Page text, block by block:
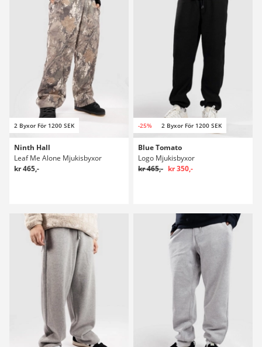
2 Byxor För 1200 SEK
Ninth Hall
Leaf Me Alone Mjukisbyxor
kr 465,-
-25% 2 Byxor För 1200 SEK
Blue Tomato
Logo Mjukisbyxor
kr 465,- kr 350,-